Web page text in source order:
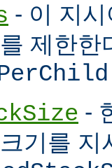
- 이 지
제한한
-
기를 지